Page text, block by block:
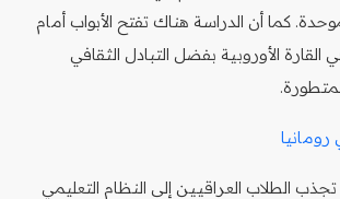
كما أن الدراسة هناك تفتح الأبواب أمام
الأوروبية بفضل التبادل الثقافي
رومانيا
تجذب الطلاب العراقيين إلى النظام التعليمي